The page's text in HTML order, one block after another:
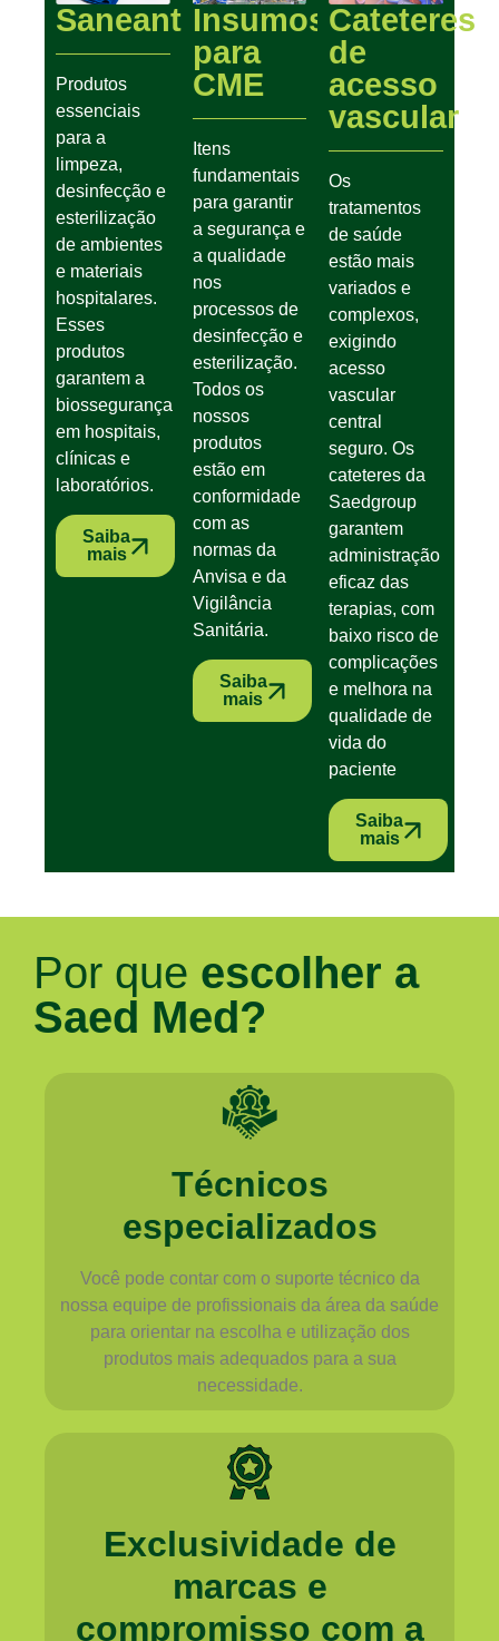
Saneantes
Produtos
essenciais
para a
limpeza,
desinfecção e
esterilização
de ambientes
e materiais
hospitalares.
Esses
produtos
garantem a
biossegurança
em hospitais,
clínicas e
laboratórios.
Saiba
mais
Insumos
para
CME
Itens
fundamentais
para garantir
a segurança e
a qualidade
nos
processos de
desinfecção e
esterilização.
Todos os
nossos
produtos
estão em
conformidade
com as
normas da
Anvisa e da
Vigilância
Sanitária.
Saiba
mais
Cateteres
de
acesso
vascular
Os
tratamentos
de saúde
estão mais
variados e
complexos,
exigindo
acesso
vascular
central
seguro. Os
cateteres da
Saedgroup
garantem
administração
eficaz das
terapias, com
baixo risco de
complicações
e melhora na
qualidade de
vida do
paciente
Saiba
mais
Por que escolher a
Saed Med?
Técnicos
especializados
Você pode contar com o suporte técnico da
nossa equipe de profissionais da área da saúde
para orientar na escolha e utilização dos
produtos mais adequados para a sua
necessidade.
Exclusividade de
marcas e
compromisso com a